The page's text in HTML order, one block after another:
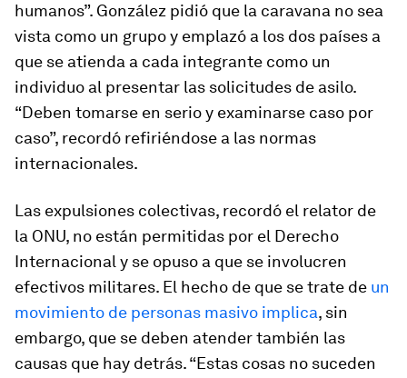
humanos”. González pidió que la caravana no sea
vista como un grupo y emplazó a los dos países a
que se atienda a cada integrante como un
individuo al presentar las solicitudes de asilo.
“Deben tomarse en serio y examinarse caso por
caso”, recordó refiriéndose a las normas
internacionales.
Las expulsiones colectivas, recordó el relator de
la ONU, no están permitidas por el Derecho
Internacional y se opuso a que se involucren
efectivos militares. El hecho de que se trate de un
movimiento de personas masivo implica, sin
embargo, que se deben atender también las
causas que hay detrás. “Estas cosas no suceden